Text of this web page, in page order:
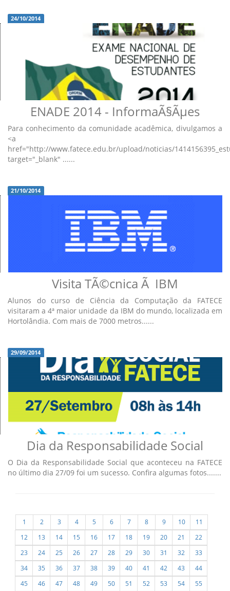
24/10/2014
ENADE 2014 - InformaÃ§Ãµes
Para conhecimento da comunidade acadêmica, divulgamos a
<a
href="http://www.fatece.edu.br/upload/noticias/
target="_blank" ......
21/10/2014
Visita TÃ©cnica Ã IBM
Alunos do curso de Ciência da Computação da FATECE
visitaram a 4ª maior unidade da IBM do mundo, localizada em
Hortolândia. Com mais de 7000 metros......
29/09/2014
Dia da Responsabilidade Social
O Dia da Responsabilidade Social que aconteceu na FATECE
no último dia 27/09 foi um sucesso. Confira algumas fotos.......
1 2 3 4 5 6 7 8 9 10
11
12
13 14 15 16 17 18 19 20 21
22
23
24 25 26 27 28 29 30 31 32
33
34
35 36 37 38 39 40 41 42 43
44
45
46 47 48 49 50 51 52 53 54
55